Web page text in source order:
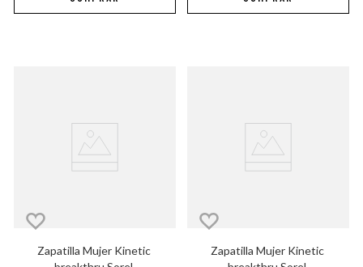
Zapatilla Mujer Kinetic
Zapatilla Mujer Kinetic